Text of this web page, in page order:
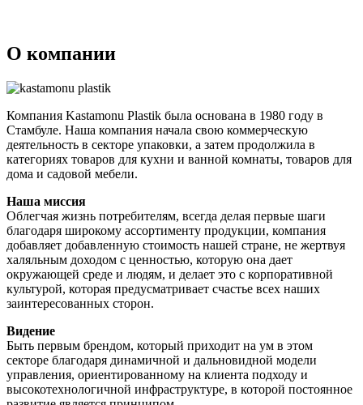
О компании
Компания Kastamonu Plastik была основана в 1980 году в
Стамбуле. Наша компания начала свою коммерческую
деятельность в секторе упаковки, а затем продолжила в
категориях товаров для кухни и ванной комнаты, товаров для
дома и садовой мебели.
Наша миссия
Облегчая жизнь потребителям, всегда делая первые шаги
благодаря широкому ассортименту продукции, компания
добавляет добавленную стоимость нашей стране, не жертвуя
халяльным доходом с ценностью, которую она дает
окружающей среде и людям, и делает это с корпоративной
культурой, которая предусматривает счастье всех наших
заинтересованных сторон.
Видение
Быть первым брендом, который приходит на ум в этом
секторе благодаря динамичной и дальновидной модели
управления, ориентированному на клиента подходу и
высокотехнологичной инфраструктуре, в которой постоянное